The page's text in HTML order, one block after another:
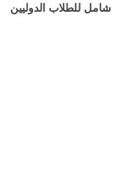
شامل للطلاب الدوليين